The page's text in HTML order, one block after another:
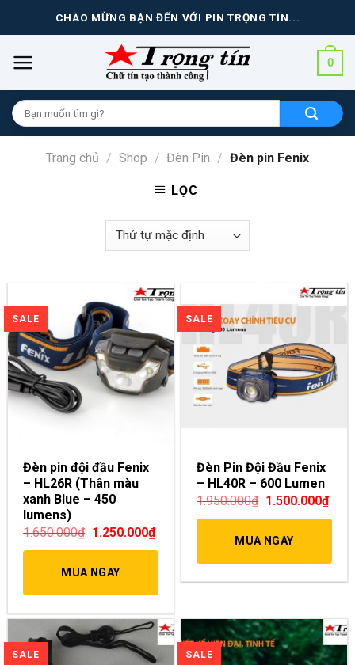
CHÀO MỪNG BẠN ĐẾN VỚI PIN TRỌNG TÍN...
0
Tìm
kiếm
cho:
Trang chủ / Shop / Đèn Pin / Đèn pin Fenix
LỌC
Đèn pin đội đầu Fenix
– HL26R (Thân màu
xanh Blue – 450
lumens)
1.650.000₫ 1.250.000₫
MUA NGAY
Đèn Pin Đội Đầu Fenix
– HL40R – 600 Lumen
1.950.000₫ 1.500.000₫
MUA NGAY